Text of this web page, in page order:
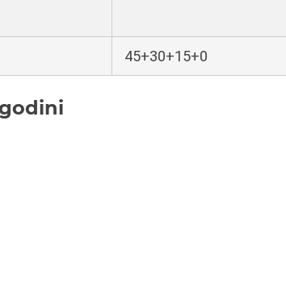
45+30+15+0